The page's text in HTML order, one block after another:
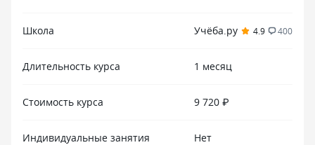
Школа Учёба.ру 4.9 400
Длительность курса 1 месяц
Стоимость курса 9 720 ₽
Индивидуальные занятия Нет